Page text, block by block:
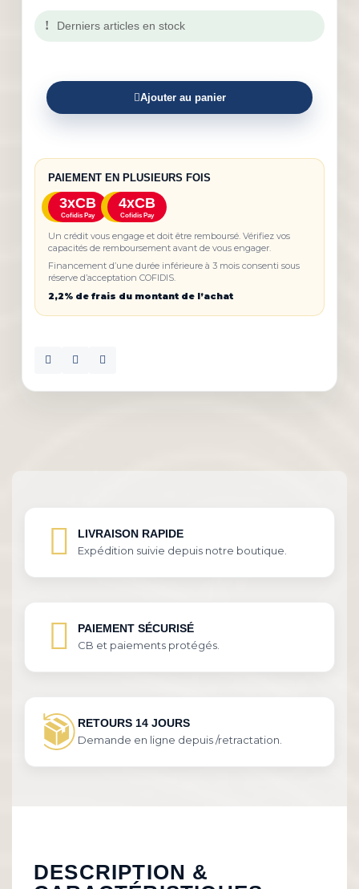
Derniers articles en stock
Ajouter au panier
PAIEMENT EN PLUSIEURS FOIS
3xCB
Cofidis Pay
4xCB
Cofidis Pay
Un crédit vous engage et doit être remboursé. Vérifiez vos
capacités de remboursement avant de vous engager.
Financement d’une durée inférieure à 3 mois consenti sous
réserve d’acceptation COFIDIS.
2,2% de frais du montant de l’achat
LIVRAISON RAPIDE
Expédition suivie depuis notre boutique.
PAIEMENT SÉCURISÉ
CB et paiements protégés.
RETOURS 14 JOURS
Demande en ligne depuis /retractation.
DESCRIPTION &